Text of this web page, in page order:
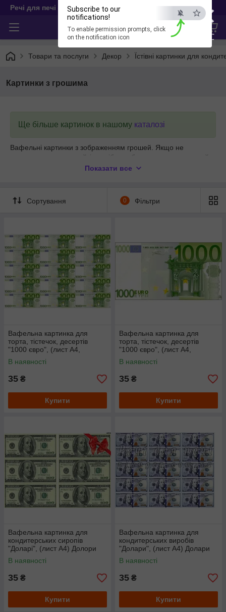
×
ESC
Subscribe to our
notifications!
To enable permission prompts, click
on the notification icon
Речі для печі
Товари та послуги Декор Їстівні картинки для
Картинки з грошима
Ще більше картинок в нашому каталозі
Вафельні картинки з зображенням грошей. Якщо не
знаходите у нас на сайті потрібне зображення, то надсилайте
свою картинку на вайбер 0984113859.
Показати все
Сортування 0 Фільтри
Вафельна картинка для
торта, тістечок, десертів
"1000 євро", (лист А4,
товщина 0.3 мм) 1000 євро 9
см
В наявності
35 ₴
Купити
Вафельна картинка для
торта, тістечок, десертів
"1000 євро", (лист А4,
товщина 0.3 мм) 1000 євро
29 см
В наявності
35 ₴
Купити
Вафельна картинка для
кондитерських сиропів
"Доларі", (лист А4) Долори
+бантик
В наявності
35 ₴
Купити
Вафельна картинка для
кондитерських виробів
"Долари", (лист А4) Долари
нові 4х9 см
В наявності
35 ₴
Купити